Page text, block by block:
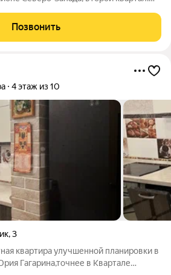
новые радиаторы и счётчики
Позвонить
4 этаж из 10
,3
квартира улучшенной планировки в
Гагарина,точнее в Квартале